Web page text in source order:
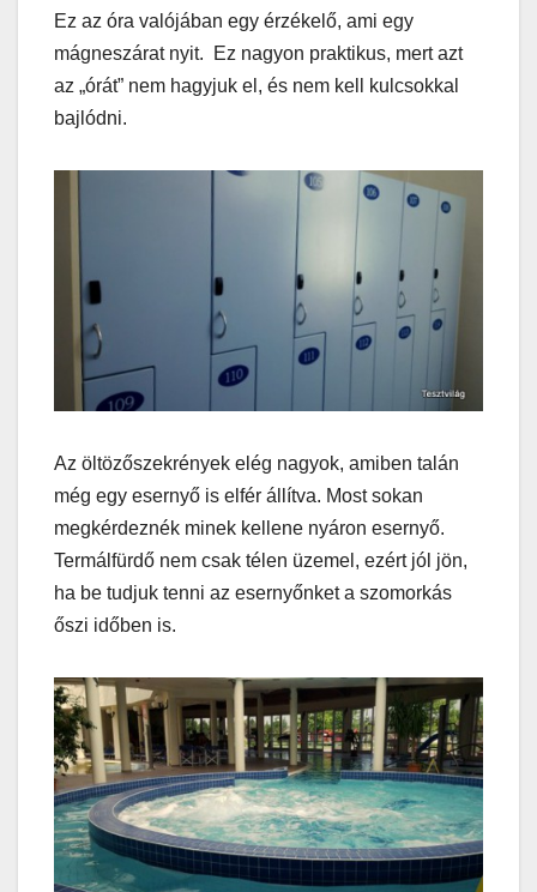
Ez az óra valójában egy érzékelő, ami egy
mágneszárat nyit. Ez nagyon praktikus, mert azt
az „órát” nem hagyjuk el, és nem kell kulcsokkal
bajlódni.
Az öltözőszekrények elég nagyok, amiben talán
még egy esernyő is elfér állítva. Most sokan
megkérdeznék minek kellene nyáron esernyő.
Termálfürdő nem csak télen üzemel, ezért jól jön,
ha be tudjuk tenni az esernyőnket a szomorkás
őszi időben is.